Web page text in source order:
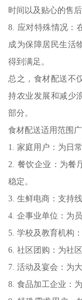
时间以及贴心的售
8. 应对特殊情况：
成为保障居民生活
得到满足。
总之，食材配送不
持农业发展和减少
部分。
食材配送适用范围
1. 家庭用户：为日
2. 餐饮企业：为餐
稳定。
3. 生鲜电商：支持
4. 企事业单位：为
5. 学校及教育机构
6. 社区团购：为社
7. 活动及宴会：为
8. 食品加工企业：